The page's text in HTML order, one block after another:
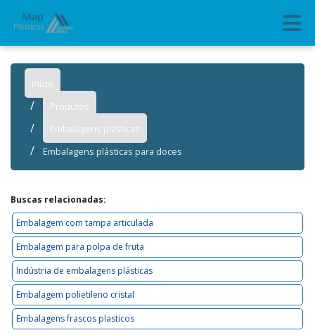
Início
Produtos
Embalagens plásticas
Embalagens plásticas para doces
Buscas relacionadas:
Embalagem com tampa articulada
Embalagem para polpa de fruta
Indústria de embalagens plásticas
Embalagem polietileno cristal
Embalagens frascos plasticos